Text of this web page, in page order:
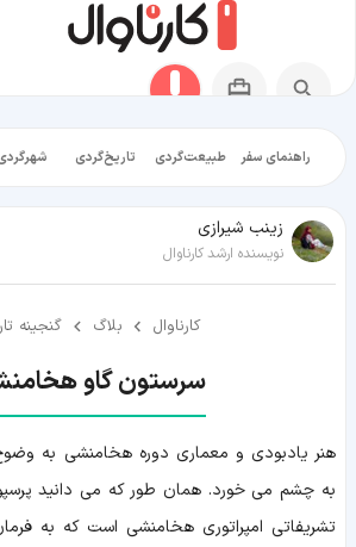
راهنمای سفر طبیعت‌گردی تاریخ‌گردی
زينب شيرازی
نویسنده ارشد کارناوال
کارناوال بلاگ گنجینه
سرستون گاو
هنر یادبودی و معماری دوره هخامنشی به
به چشم می خورد. همان طور که می دانید
تشریفاتی امپراتوری هخامنشی است که به